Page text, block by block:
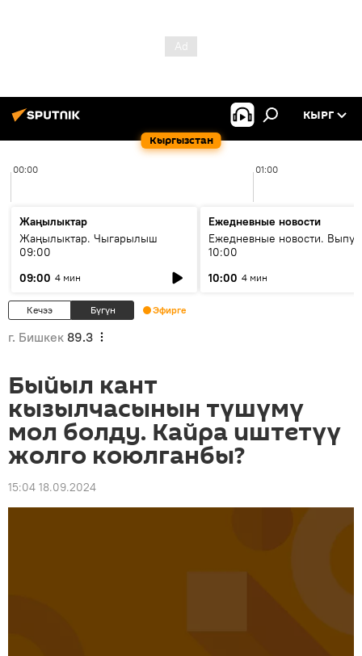
Кыргызстан
КЫРГ
00:00 01:00
Жаңылыктар
Жаңылыктар. Чыгарылыш
09:00
09:00 4 мин
Ежедневные новости
Ежедневные новости.
10:00
10:00 4 мин
Кечээ Бүгүн Эфирге
г. Бишкек 89.3
Быйыл кант
кызылчасынын түшүмү
мол болду. Кайра иштетүү
жолго коюлганбы?
15:04 18.09.2024